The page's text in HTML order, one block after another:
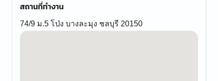
สถานที่ทำงาน
74/9 ม.5 โป่ง บางละมุง ชลบุรี 20150